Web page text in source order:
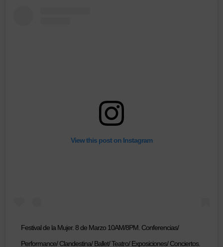
View this post on Instagram
Festival de la Mujer. 8 de Marzo 10AM/8PM. Conferencias/
Performance/ Clandestina/ Ballet/ Teatro/ Exposiciones/ Conciertos.